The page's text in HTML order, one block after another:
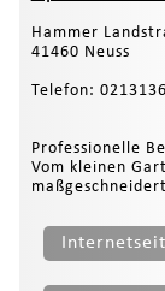
Hammer
41460 Neuss
Telefon:
Professionelle
Vom kleinen